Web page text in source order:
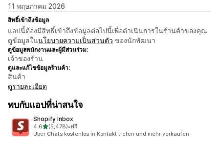
11 พฤษภาคม 2026
สิทธิ์เข้าถึงข้อมูล
แอปนี้ต้องมีสิทธิ์เข้าถึงข้อมูลต่อไปนี้เพื่อดำเนินการในร้านค้าของคุณ
ดูข้อมูลในนโยบายความเป็นส่วนตัว ของนักพัฒนา
ดูข้อมูลพนักงานและผู้มีส่วนร่วม:
เจ้าของร้าน
ดูและแก้ไขข้อมูลร้านค้า:
สินค้า
ดูรายละเอียด
พบกับแอปที่น่าสนใจ
Shopify Inbox
4.6เต็ม 5 ดาว
(5,478)
ทั้งหมด 5478 รีวิว
•ฟรี
Über Chats kostenlos in Kontakt treten und mehr verkaufen